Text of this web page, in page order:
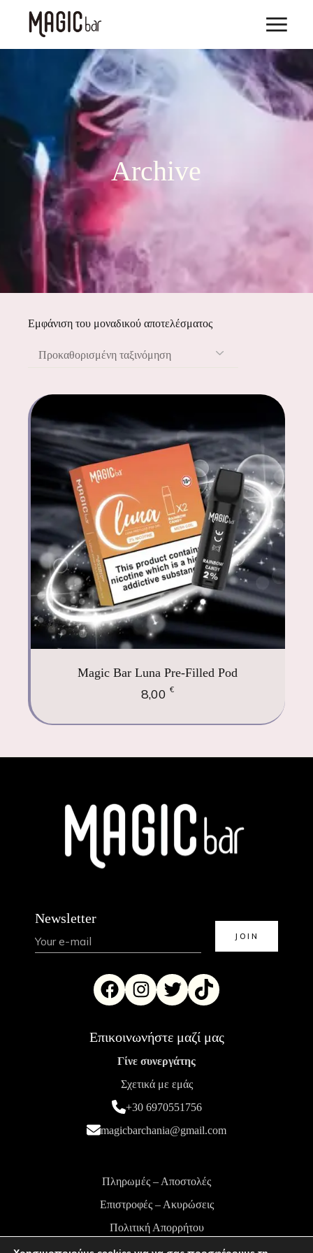
Archive
Εμφάνιση του μοναδικού αποτελέσματος
Προκαθορισμένη ταξινόμηση
Magic Bar Luna Pre-Filled Pod
8,00€
Newsletter
Επικοινωνήστε μαζί μας
Γίνε συνεργάτης
Σχετικά με εμάς
+30 6970551756
magicbarchania@gmail.com
Πληρωμές – Αποστολές
Επιστροφές – Ακυρώσεις
Πολιτική Απορρήτου
Όροι και Προϋποθέσεις